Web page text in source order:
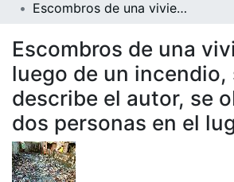
Escombros de una vivienda luego de un incendio, según lo describe el autor, se observan dos personas en el lugar
Escombros de una
luego de un incendio,
describe el autor, se
dos personas en el